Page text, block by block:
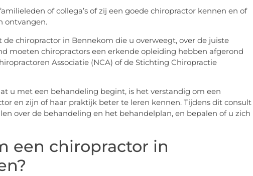
of collega’s of zij een goede chiropractor kennen en of
ontvangen.
chiropractor in Bennekom die u overweegt, over de juiste
moeten chiropractors een erkende opleiding hebben afgerond
Associatie (NCA) of de Stichting Chiropractie
u met een behandeling begint, is het verstandig om een
en zijn of haar praktijk beter te leren kennen. Tijdens dit consult
over de behandeling en het behandelplan, en bepalen of u zich
een chiropractor in